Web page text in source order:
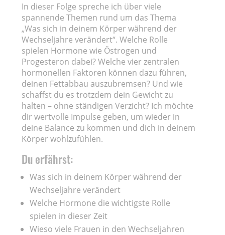
In dieser Folge spreche ich über viele
spannende Themen rund um das Thema
„Was sich in deinem Körper während der
Wechseljahre verändert“. Welche Rolle
spielen Hormone wie Östrogen und
Progesteron dabei? Welche vier zentralen
hormonellen Faktoren können dazu führen,
deinen Fettabbau auszubremsen? Und wie
schaffst du es trotzdem dein Gewicht zu
halten – ohne ständigen Verzicht? Ich möchte
dir wertvolle Impulse geben, um wieder in
deine Balance zu kommen und dich in deinem
Körper wohlzufühlen.
Du erfährst:
Was sich in deinem Körper während der
Wechseljahre verändert
Welche Hormone die wichtigste Rolle
spielen in dieser Zeit
Wieso viele Frauen in den Wechseljahren